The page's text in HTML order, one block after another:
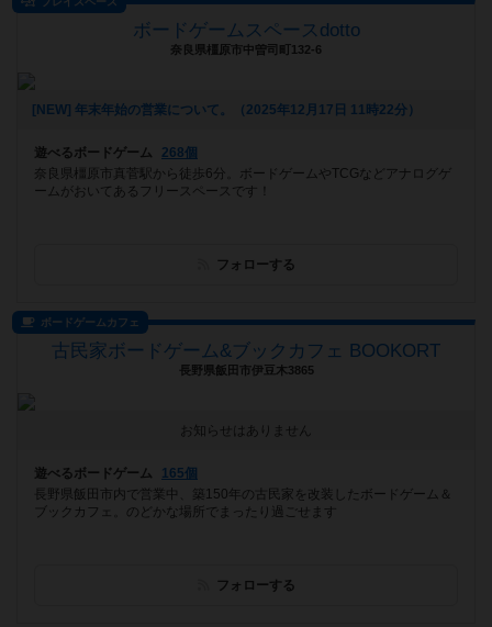
ボードゲームスペースdotto
奈良県橿原市中曽司町132-6
[NEW] 年末年始の営業について。（2025年12月17日 11時22分）
遊べるボードゲーム
268個
奈良県橿原市真菅駅から徒歩6分。ボードゲームやTCGなどアナログゲ
ームがおいてあるフリースペースです！
フォローする
ボードゲームカフェ
古民家ボードゲーム&ブックカフェ BOOKORT
長野県飯田市伊豆木3865
お知らせはありません
遊べるボードゲーム
165個
長野県飯田市内で営業中、築150年の古民家を改装したボードゲーム＆
ブックカフェ。のどかな場所でまったり過ごせます
フォローする